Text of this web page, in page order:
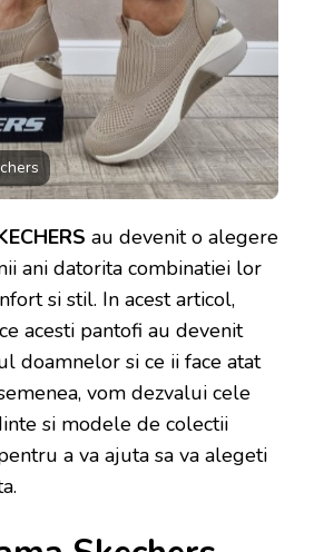
au devenit o alegere
ani datorita combinatiei lor
si stil. In acest articol,
acesti pantofi au devenit
doamnelor si ce ii face atat
vom dezvalui cele
si modele de colectii
a va ajuta sa va alegeti